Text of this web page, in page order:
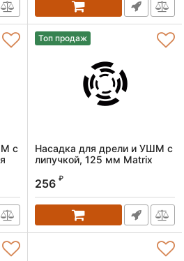
с
Топ продаж
Насадка для дрели и УШМ с
липучкой, 125 мм Matrix
Артикул:
256 ₽